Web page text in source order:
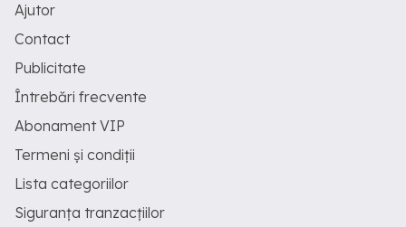
Ajutor
Contact
Publicitate
Întrebări frecvente
Abonament VIP
Termeni și condiții
Lista categoriilor
Siguranța tranzacțiilor